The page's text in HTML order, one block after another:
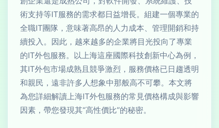
術支持等IT服務的需求都日益增長。組建一個專業的
全職IT團隊，意味著高昂的人力成本、管理開銷和持
續投入。因此，越來越多的企業將目光投向了專業
的IT外包服務。以上海這座國際科技創新中心為例，
其IT外包市場成熟且競爭激烈，服務價格已日趨透明
和親民，遠非許多人想象中那般高不可攀。本文將
為您詳細解讀上海IT外包服務的常見價格構成與影響
因素，帶您發現其“高性價比”的秘密。